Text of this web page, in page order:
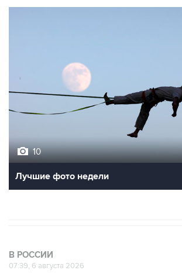
10
Лучшие фото недели
В РОССИИ
07:39, 6 августа 2026